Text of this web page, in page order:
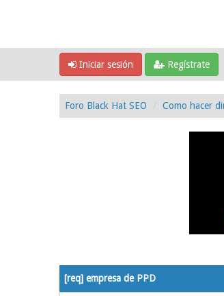
Iniciar sesión Regístrate
Foro Black Hat SEO Como hacer
[req] empresa de PPD